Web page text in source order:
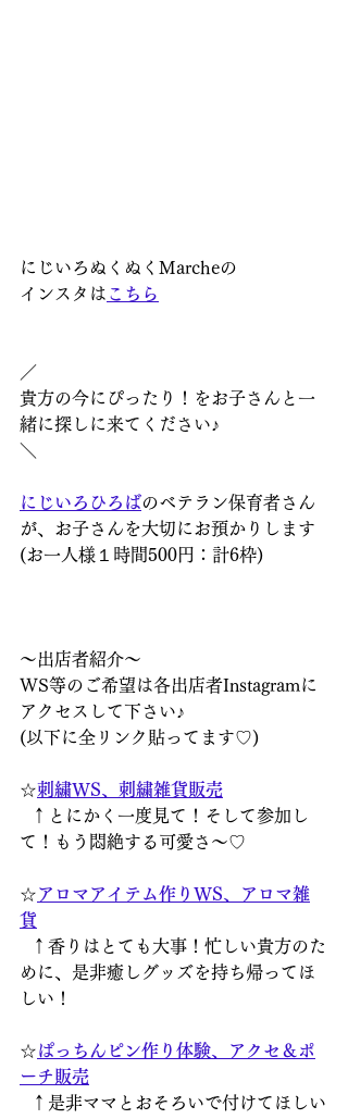
にじいろぬくぬくMarcheの
インスタは こちら
／
貴方の今にぴったり！をお子さんと一
緒に探しに来てください♪
＼
にじいろひろばのベテラン保育者さん
が、お子さんを大切にお預かりします
(お一人様１時間500円：計6枠)
～出店者紹介～
WS等のご希望は各出店者Instagramに
アクセスして下さい♪
(以下に全リンク貼ってます♡)
☆刺繍WS、刺繍雑貨販売
て！もう悶絶する可愛さ～♡
☆アロマアイテム作りWS、アロマ雑
貨
めに、是非癒しグッズを持ち帰ってほ
しい！
☆ぱっちんピン作り体験、アクセ＆ポ
ーチ販売